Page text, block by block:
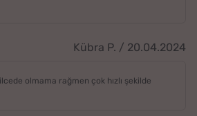
Kübra P. / 20.04.2024
olmama rağmen çok hızlı şekilde